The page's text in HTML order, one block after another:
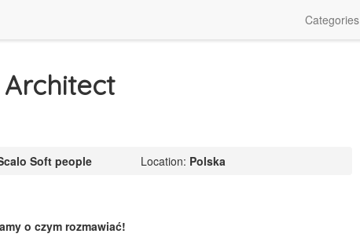
Categories
Soft people Location: Polska
o czym rozmawiać!